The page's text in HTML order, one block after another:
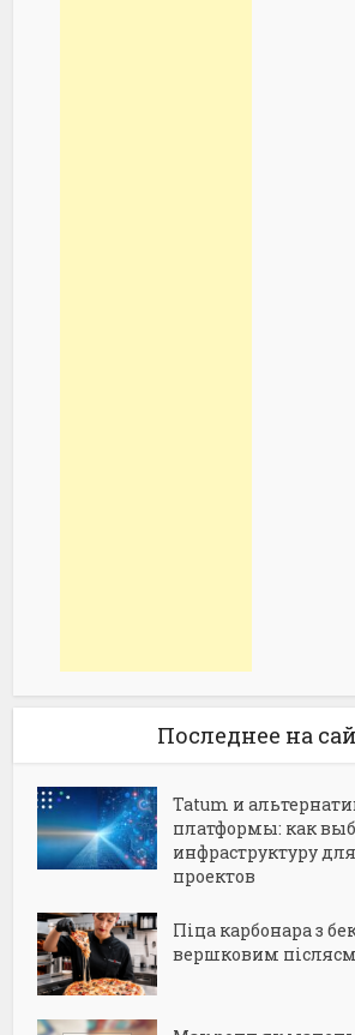
Последнее на
Tatum и
платформы: как
инфраструктуру
проектов
Піца карбонара з
вершковим